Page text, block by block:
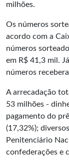
milhões.
Os números
acordo com a
números
em R$ 41,3 mil.
números
A arrecadação
53 milhões -
pagamento do
(17,32%);
Penitenciário
confederações e